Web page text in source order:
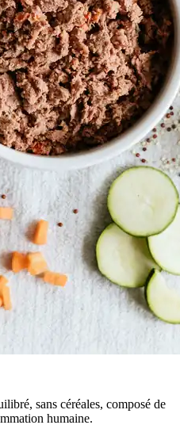
sans céréales, composé de
humaine.